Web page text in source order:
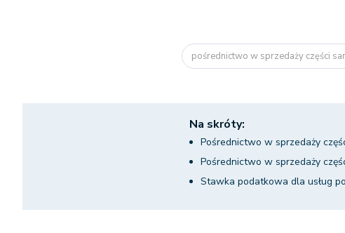
pośrednictwo w sprzedaży części
Na skróty:
Pośrednictwo w sprzedaży
Pośrednictwo w sprzedaży
Stawka podatkowa dla usług